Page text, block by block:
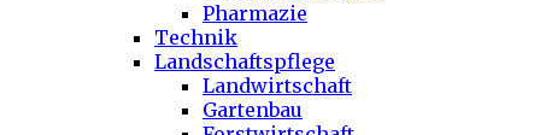
Pharmazie
Technik
Landschaftspflege
Landwirtschaft
Gartenbau